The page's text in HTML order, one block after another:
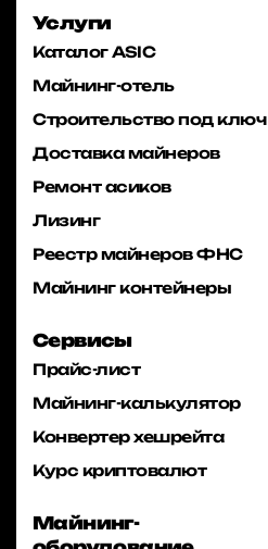
Услуги
Каталог ASIC
Майнинг-отель
Строительство под ключ
Доставка майнеров
Ремонт асиков
Лизинг
Реестр майнеров ФНС
Майнинг контейнеры
Сервисы
Прайс-лист
Майнинг-калькулятор
Конвертер хешрейта
Курс криптовалют
Майнинг-